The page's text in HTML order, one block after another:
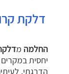
דלקת
החלמה מ
יחסית
הדרגתי.